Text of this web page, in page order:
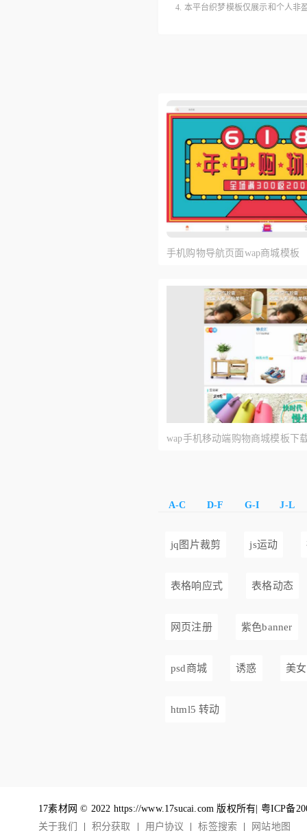
4. 本平台织梦模板仅展示和个人非
手机购物导航页面wap商城模板
wap手机移动端购物商城模板下
A-C D-F G-I J-L
jq图片裁剪 js运动
表格响应式 表格动态
网页注册 紫色banner
psd商城 诱惑 美
html5 转动
17素材网 © 2022 https://www.17sucai.com 版权所有| 粤ICP备
关于我们
积分获取 用户协议 标签搜索 网站地图